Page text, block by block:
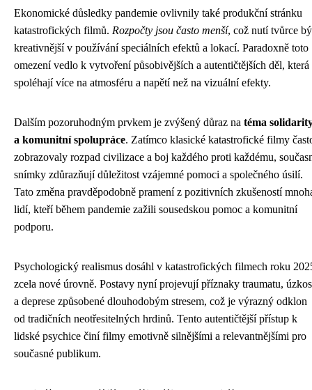
Ekonomické důsledky pandemie ovlivnily také produkční stránku
katastrofických filmů. Rozpočty jsou často menší, což nutí tvůrce
kreativnější v používání speciálních efektů a lokací. Paradoxně toto
omezení vedlo k vytvoření působivějších a autentičtějších děl, která
spoléhají více na atmosféru a napětí než na vizuální efekty.
Dalším pozoruhodným prvkem je zvýšený důraz na téma
a komunitní spolupráce. Zatímco klasické katastrofické filmy
zobrazovaly rozpad civilizace a boj každého proti každému,
snímky zdůrazňují důležitost vzájemné pomoci a společného úsilí.
Tato změna pravděpodobně pramení z pozitivních zkušeností
lidí, kteří během pandemie zažili sousedskou pomoc a komunitní
podporu.
Psychologický realismus dosáhl v katastrofických filmech roku
zcela nové úrovně. Postavy nyní projevují příznaky traumatu,
a deprese způsobené dlouhodobým stresem, což je výrazný odklon
od tradičních neotřesitelných hrdinů. Tento autentičtější přístup k
lidské psychice činí filmy emotivně silnějšími a relevantnějšími pro
současné publikum.